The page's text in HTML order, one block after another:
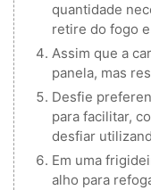
quantidade
retire do fogo
Assim que a
panela, mas
Desfie
para facilitar,
desfiar
Em uma
alho para